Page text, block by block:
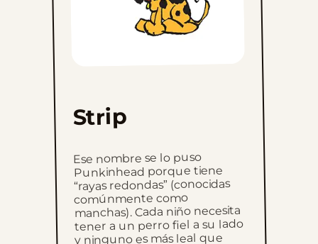
Strip
Ese nombre se lo puso
Punkinhead porque tiene
“rayas redondas” (conocidas
comúnmente como
manchas). Cada niño necesita
tener a un perro fiel a su lado
y ninguno es más leal que